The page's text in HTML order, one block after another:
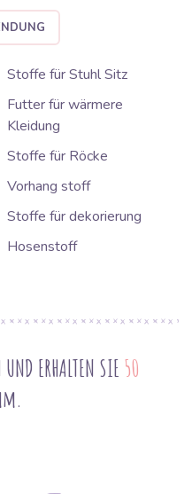
Stoffe für Stuhl Sitz
Futter für wärmere
Kleidung
Stoffe für Röcke
Vorhang stoff
Stoffe für dekorierung
Hosenstoff
ERHALTEN SIE 50